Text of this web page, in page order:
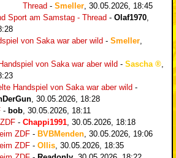
Thread - Smeller 30.05.2026, 18:45
Sport am Samstag - Thread - Olaf1970
von Saka war aber wild - Smeller
von Saka war aber wild - Sascha
Handspiel von Saka war aber wild -
30.05.2026, 18:28
- bob 30.05.2026, 18:11
- Chappi1991 30.05.2026, 18:18
ZDF - BVBMenden 30.05.2026, 19:06
ZDF - Ollis 30.05.2026, 18:35